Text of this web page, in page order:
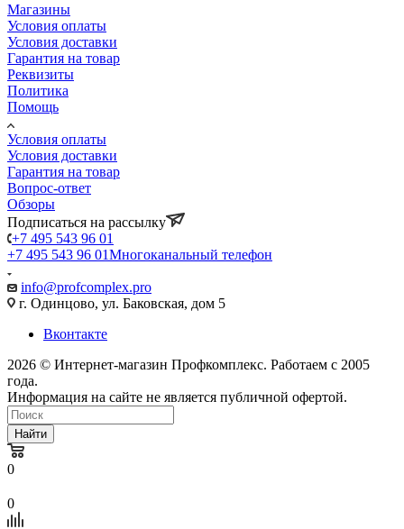
Магазины
Условия оплаты
Условия доставки
Гарантия на товар
Реквизиты
Политика
Помощь
Условия оплаты
Условия доставки
Гарантия на товар
Вопрос-ответ
Обзоры
Подписаться на рассылку
+7 495 543 96 01
+7 495 543 96 01Многоканальный телефон
info@profcomplex.pro
г. Одинцово, ул. Баковская, дом 5
Вконтакте
2026 © Интернет-магазин Профкомплекс. Работаем с 2005
года.
Информация на сайте не является публичной офертой.
Найти
0
0